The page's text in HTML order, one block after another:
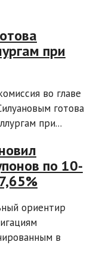
при
во главе
готова
при...
по 10-
ориентир
в